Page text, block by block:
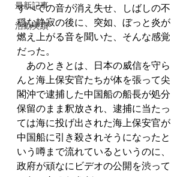
最新記事
活動実績
すべての音が消え失せ、しばしの不
穏な静寂の後に、突如、ぼっと炎が
燃え上がる音を聞いた、そんな感覚
だった。
あのときとは、日本の威信を守ら
んと海上保安官たちが体を張って尖
閣沖で逮捕した中国船の船長が処分
保留のまま釈放され、逮捕に当たっ
ては海に投げ出された海上保安官が
中国船に引き殺されそうになったと
いう噂まで流れているというのに、
政府が頑なにビデオの公開を渋って